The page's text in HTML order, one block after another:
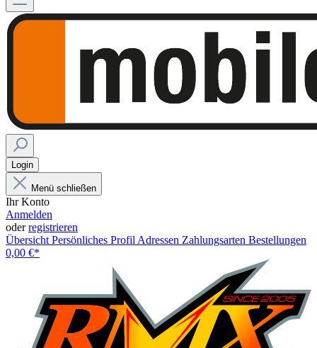
Login
Menü schließen
Ihr Konto
Anmelden
oderregistrieren
Übersicht Persönliches Profil Adressen Zahlungsarten Bestellungen
0,00 €*